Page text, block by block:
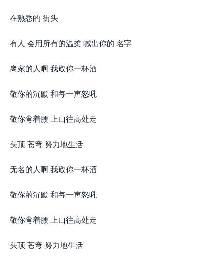
在熟悉的 街头
有人 会用所有的温柔 喊出你的 名字
离家的人啊 我敬你一杯酒
敬你的沉默 和每一声怒吼
敬你弯着腰 上山往高处走
头顶 苍穹 努力地生活
无名的人啊 我敬你一杯酒
敬你的沉默 和每一声怒吼
敬你弯着腰 上山往高处走
头顶 苍穹 努力地生活